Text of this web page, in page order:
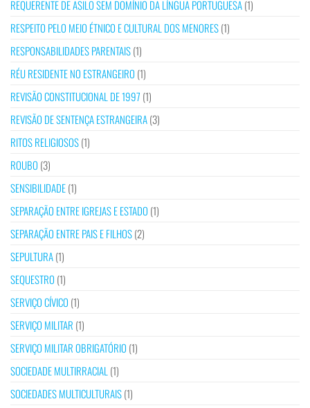
REQUERENTE DE ASILO SEM DOMÍNIO DA LÍNGUA PORTUGUESA(1)
RESPEITO PELO MEIO ÉTNICO E CULTURAL DOS MENORES(1)
RESPONSABILIDADES PARENTAIS(1)
RÉU RESIDENTE NO ESTRANGEIRO (1)
REVISÃO CONSTITUCIONAL DE 1997 (1)
REVISÃO DE SENTENÇA ESTRANGEIRA(3)
RITOS RELIGIOSOS(1)
ROUBO (3)
SENSIBILIDADE(1)
SEPARAÇÃO ENTRE IGREJAS E ESTADO (1)
SEPARAÇÃO ENTRE PAIS E FILHOS(2)
SEPULTURA(1)
SEQUESTRO (1)
SERVIÇO CÍVICO (1)
SERVIÇO MILITAR (1)
SERVIÇO MILITAR OBRIGATÓRIO (1)
SOCIEDADE MULTIRRACIAL (1)
SOCIEDADES MULTICULTURAIS(1)